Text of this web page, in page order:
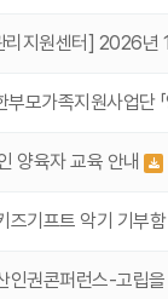
리지원센터] 2026년
모가족지원사업단 「
양육자 교육 안내
기프트 악기 기부함
권콘퍼런스-고립을